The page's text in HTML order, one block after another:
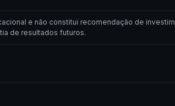
e não constitui recomendação de
de resultados futuros.